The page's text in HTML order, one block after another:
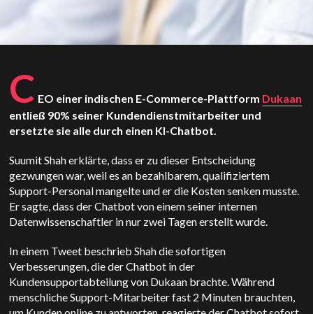
C EO einer indischen E-Commerce-Plattform Dukaan
entließ 90% seiner Kundendienstmitarbeiter und
ersetzte sie alle durch einen KI-Chatbot.
Suumit Shah erklärte, dass er zu dieser Entscheidung
gezwungen war, weil es an bezahlbarem, qualifiziertem
Support-Personal mangelte und er die Kosten senken musste.
Er sagte, dass der Chatbot von einem seiner internen
Datenwissenschaftler in nur zwei Tagen erstellt wurde.
In einem Tweet beschrieb Shah die sofortigen
Verbesserungen, die der Chatbot in der
Kundensupportabteilung von Dukaan brachte. Während
menschliche Support-Mitarbeiter fast 2 Minuten brauchten,